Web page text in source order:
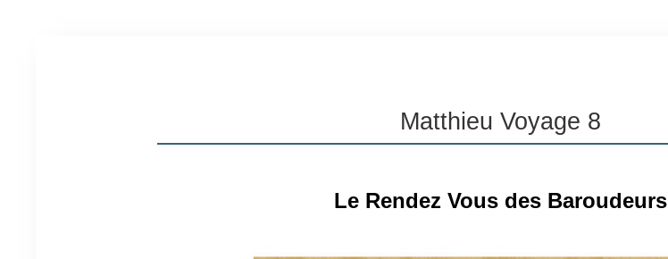
Matthieu Voyage 8
Le Rendez Vous des Baroudeurs